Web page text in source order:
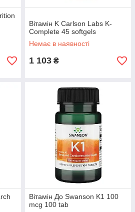
Вітамін K Carlson Labs K-
Complete 45 softgels
Немає в наявності
1 103 ₴
Вітамін До Swanson K1 100
mcg 100 tab